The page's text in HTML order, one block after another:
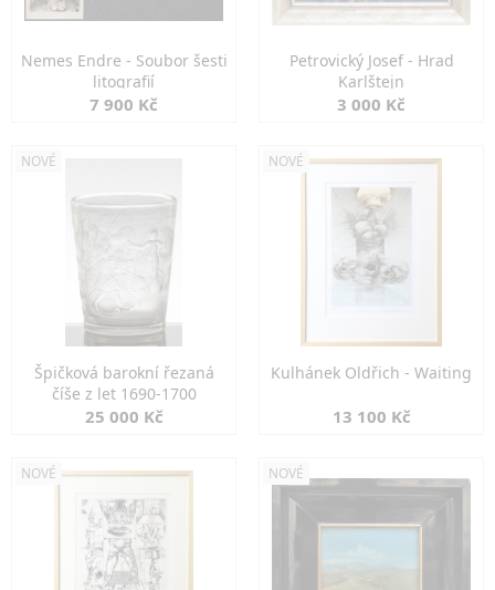
Nemes Endre - Soubor šesti
litografií
7 900 Kč
Petrovický Josef - Hrad
Karlštejn
3 000 Kč
NOVÉ
Špičková barokní řezaná
číše z let 1690-1700
25 000 Kč
NOVÉ
Kulhánek Oldřich - Waiting
13 100 Kč
NOVÉ NOVÉ